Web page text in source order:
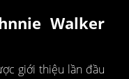
Walker
giới thiệu lần đầu